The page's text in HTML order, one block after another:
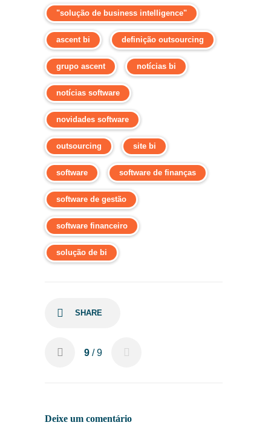
"solução de business intelligence"
ascent bi definição outsourcing
grupo ascent notícias bi
notícias software
novidades software
outsourcing site bi
software software de finanças
software de gestão
software financeiro
solução de bi
SHARE
9 / 9
Deixe um comentário